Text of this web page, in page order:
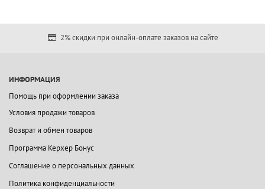
2% скидки при онлайн-оплате заказов на сайте
ИНФОРМАЦИЯ
Помощь при оформлении заказа
Условия продажи товаров
Возврат и обмен товаров
Программа Керхер Бонус
Соглашение о персональных данных
Политика конфиденциальности